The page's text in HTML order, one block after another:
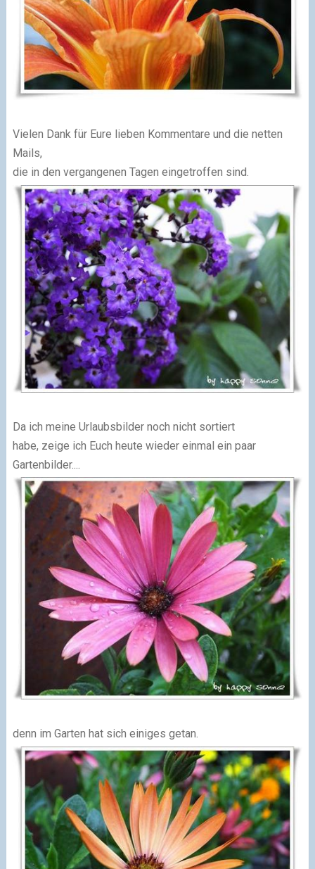
Vielen Dank für Eure lieben Kommentare und die netten
Mails,
die in den vergangenen Tagen eingetroffen sind.
Da ich meine Urlaubsbilder noch nicht sortiert
habe, zeige ich Euch heute wieder einmal ein paar
Gartenbilder....
denn im Garten hat sich einiges getan.